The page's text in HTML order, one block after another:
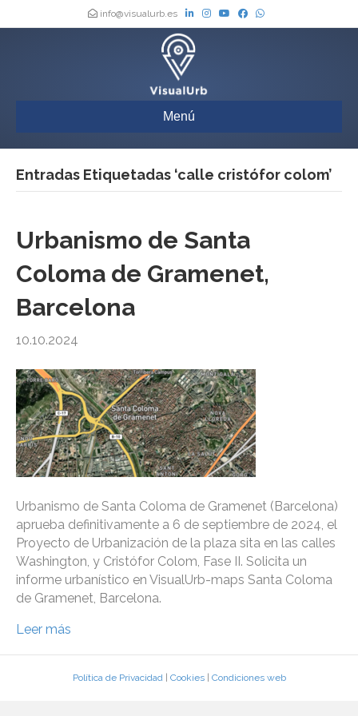
info@visualurb.es
Menú
Entradas Etiquetadas ‘calle cristófor colom’
Urbanismo de Santa
Coloma de Gramenet,
Barcelona
10.10.2024
Urbanismo de Santa Coloma de Gramenet (Barcelona)
aprueba definitivamente a 6 de septiembre de 2024, el
Proyecto de Urbanización de la plaza sita en las calles
Washington, y Cristófor Colom, Fase II. Solicita un
informe urbanístico en VisualUrb-maps Santa Coloma
de Gramenet, Barcelona.
Leer más
Política de Privacidad| Cookies| Condiciones web